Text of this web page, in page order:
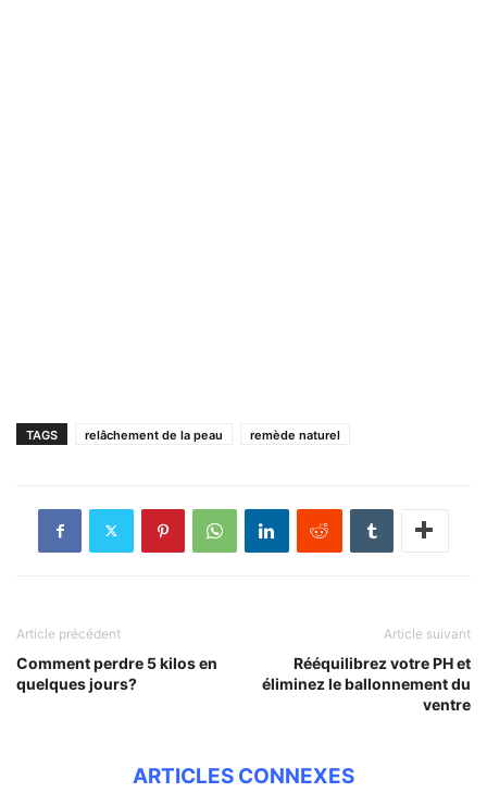
TAGS relâchement de la peau remède naturel
Article précédent
Comment perdre 5 kilos en
quelques jours?
Article suivant
Rééquilibrez votre PH et
éliminez le ballonnement du
ventre
ARTICLES CONNEXES